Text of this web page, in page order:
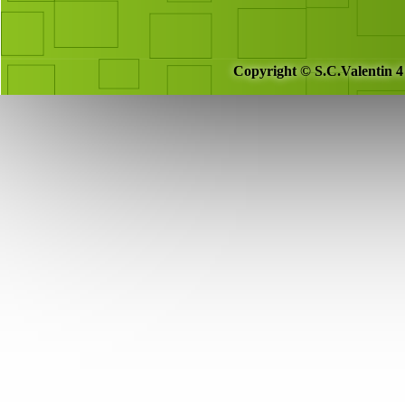
Copyright © S.C.Valentin